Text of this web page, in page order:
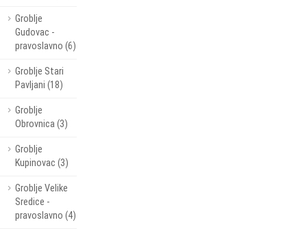
Groblje
Gudovac -
pravoslavno (6)
Groblje Stari
Pavljani (18)
Groblje
Obrovnica (3)
Groblje
Kupinovac (3)
Groblje Velike
Sredice -
pravoslavno (4)